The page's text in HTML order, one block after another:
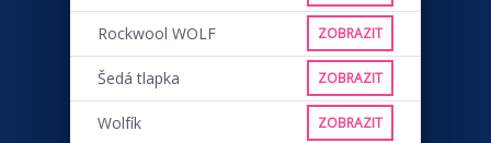
Rockwool WOLF ZOBRAZIT
Šedá tlapka ZOBRAZIT
Wolfík ZOBRAZIT